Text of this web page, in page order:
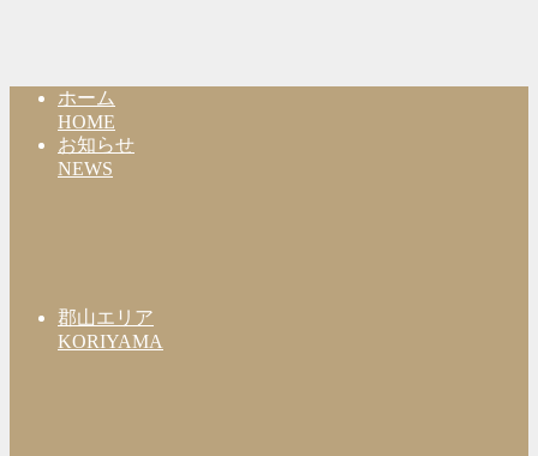
ホーム
HOME
お知らせ
NEWS
郡山エリア
KORIYAMA